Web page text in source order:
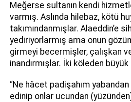
Meğerse sultanın kendi
varmış. Aslında hilebaz, kötü
takımındanmışlar. Alaeddin’e
yediriyorlarmış ama onun
girmeyi becermişler, çalışkan
inandırmışlar. İki köleden
“Ne hâcet padişahım
edinip onlar ucundan